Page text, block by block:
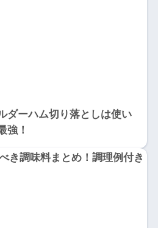
ダーハム切り落としは使い
強！